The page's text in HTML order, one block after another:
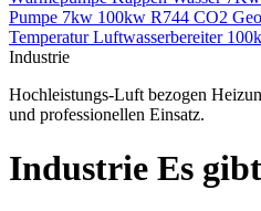
Pumpe 7kw 100kw R744 CO2
TemperaturLuftwasserbereiter
Industrie
Hochleistungs-Luft bezogen
und professionellen Einsatz.
Industrie Es